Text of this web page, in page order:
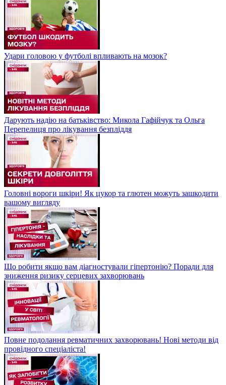
Удари головою у футболі впливають на мозок?
Дарують надію на батьківство: Микола Гафійчук та Ольга
Перепелиця про лікування безпліддя
Головні вороги шкіри! Як цукор та глютен можуть зашкодити
вашому вигляду
Що робити якщо вам діагностували гіпертонію? Поради для
зниження ризику серцевих захворювань
Повне подолання ревматичних захворювань! Нові методи від
провідного спеціаліста!